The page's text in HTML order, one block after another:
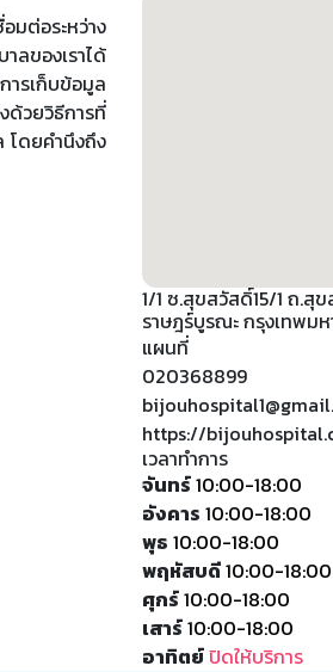
ต่อระหว่าง
ลของเราได้
ารเก็บข้อมูล
วยวิธีการที่
โดยคำนึงถึง
1/1 ซ.สุขสวัสดิ์15/1 ถ.สุ
ราษฎร์บูรณะ กรุงเทพม
แผนที่
020368899
https://
เวลาทำการ
จันทร์10:00-18:00
อังคาร 10:00-18:00
พุธ 10:00-18:00
พฤหัสบดี10:00-18:00
ศุกร์10:00-18:00
เสาร์10:00-18:00
อาทิตย์ปิดให้บริการ